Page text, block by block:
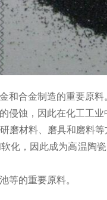
和合金制造的重要原料‌
侵蚀，因此在化工工业
磨材料、磨具和磨料等
化，因此成为高温陶
等的重要原料‌。